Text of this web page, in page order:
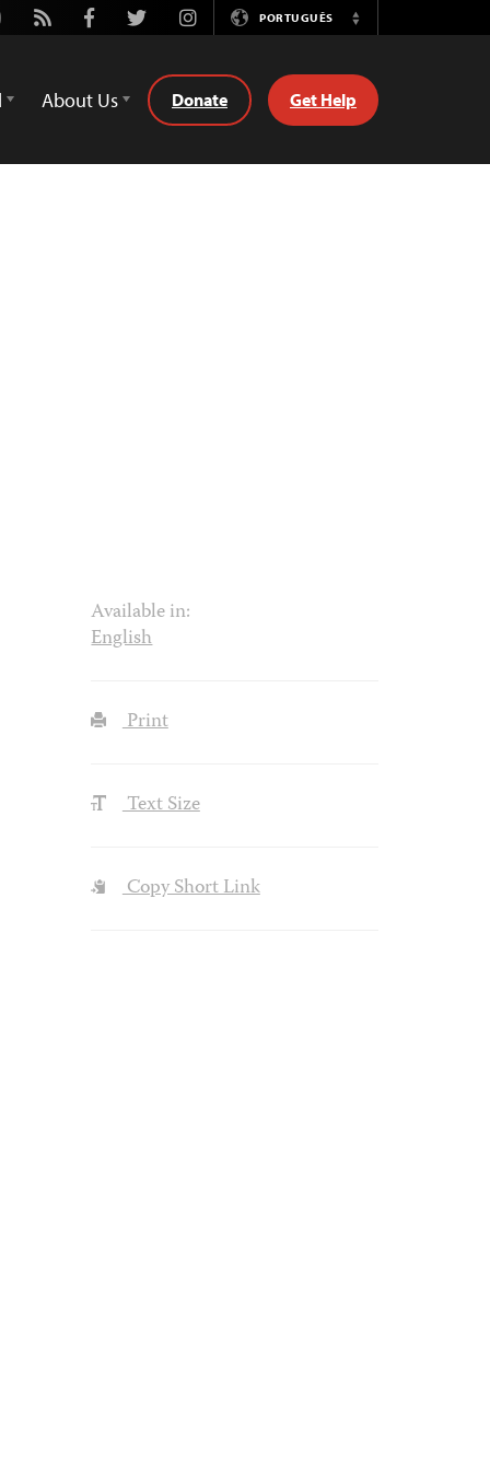
Rss FacebookTwitterInstagramPORTUGUÊS
Switch
About Us Donate Get Help
Available in:
English
Print
Text Size
Copy Short Link